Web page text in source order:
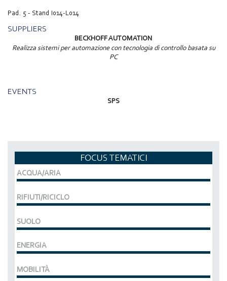
Pad. 5 - Stand I014-L014
SUPPLIERS
BECKHOFF AUTOMATION
Realizza sistemi per automazione con tecnologia di controllo basata su
PC
EVENTS
SPS
FOCUS TEMATICI
ACQUA/ARIA
RIFIUTI/RICICLO
SUOLO
ENERGIA
MOBILITÀ